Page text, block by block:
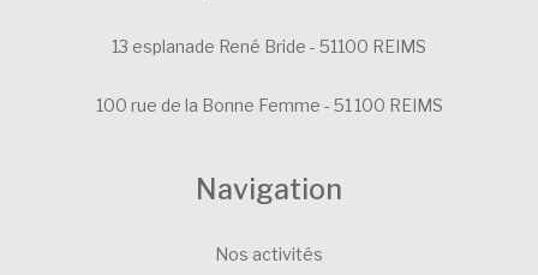
13 esplanade René Bride - 51100 REIMS
100 rue de la Bonne Femme - 51 100 REIMS
Navigation
Nos activités